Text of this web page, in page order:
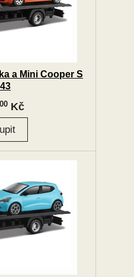
a Mini Cooper S
00Kč